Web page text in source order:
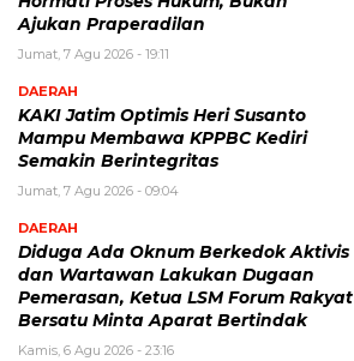
Ajukan Praperadilan
Jumat, 7 Agu 2026 - 19:11
DAERAH
KAKI Jatim Optimis Heri Susanto
Mampu Membawa KPPBC Kediri
Semakin Berintegritas
Jumat, 7 Agu 2026 - 09:04
DAERAH
Diduga Ada Oknum Berkedok Aktivis
dan Wartawan Lakukan Dugaan
Pemerasan, Ketua LSM Forum Rakyat
Bersatu Minta Aparat Bertindak
Kamis, 6 Agu 2026 - 23:16